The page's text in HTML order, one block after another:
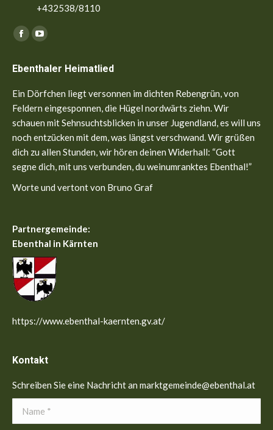
+432538/8110
Finden Sie uns auf:
Facebook
opens
in
new
window
YouTube
opens
in
new
window
Ebenthaler Heimatlied
Ein Dörfchen liegt versonnen im dichten Rebengrün, von
Feldern eingesponnen, die Hügel nordwärts ziehn. Wir
schauen mit Sehnsuchtsblicken in unser Jugendland, es will uns
noch entzücken mit dem, was längst verschwand. Wir grüßen
dich zu allen Stunden, wir hören deinen Widerhall: “Gott
segne dich, mit uns verbunden, du weinumranktes Ebenthal!”
Worte und vertont von Bruno Graf
Partnergemeinde:
Ebenthal in Kärnten
https://www.ebenthal-kaernten.gv.at/
Kontakt
Schreiben Sie eine Nachricht an marktgemeinde@ebenthal.at
Name *